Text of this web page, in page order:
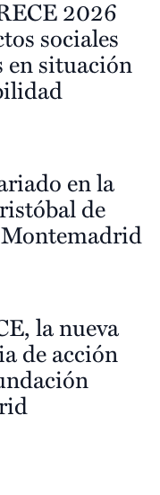
2026
sociales
en situación
en la
de
la nueva
de acción